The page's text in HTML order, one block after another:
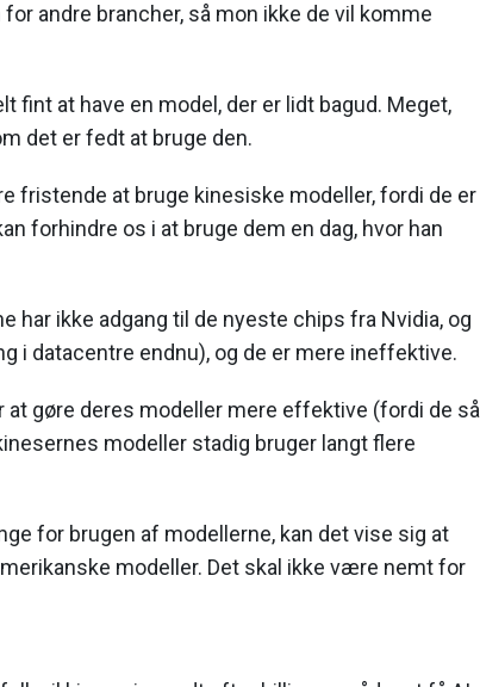
andre brancher, så mon ikke de vil komme
fint at have en model, der er lidt bagud. Meget,
det er fedt at bruge den.
fristende at bruge kinesiske modeller, fordi de er
forhindre os i at bruge dem en dag, hvor han
har ikke adgang til de nyeste chips fra Nvidia, og
i datacentre endnu), og de er mere ineffektive.
gøre deres modeller mere effektive (fordi de så
modeller stadig bruger langt flere
for brugen af modellerne, kan det vise sig at
modeller. Det skal ikke være nemt for